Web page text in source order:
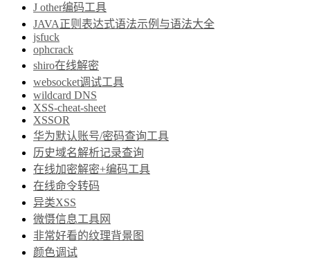
J other编码工具
JAVA正则表达式语法示例与语法大全
jsfuck
ophcrack
shiro在线解密
websocket调试工具
wildcard DNS
XSS-cheat-sheet
XSSOR
华为默认账号/密码查询工具
历史域名解析记录查询
在线加密解密+编码工具
在线命令转码
异类XSS
微慑信息工具网
非常好看的纹理背景图
颜色调试